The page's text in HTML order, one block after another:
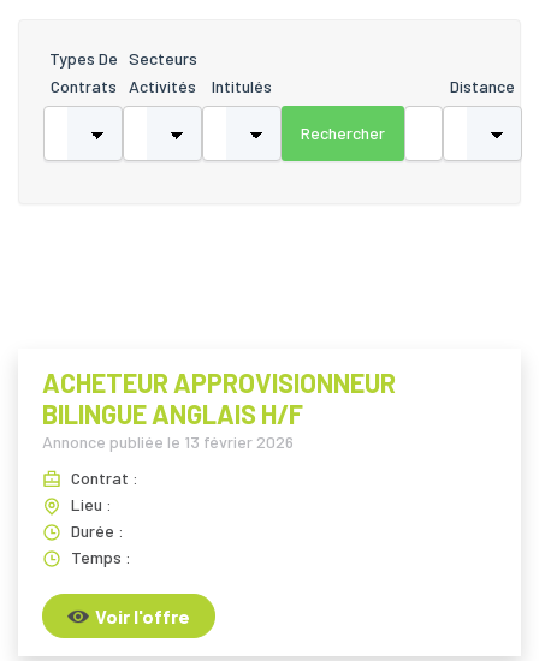
Distance
Types De
Contrats
Secteurs
Activités
Intitulés
ACHETEUR APPROVISIONNEUR
BILINGUE ANGLAIS H/F
Annonce publiée le 13 février 2026
Contrat :
Lieu :
Durée :
Temps :
Voir l'offre